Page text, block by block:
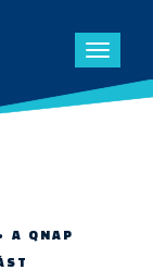
Toggle
A QNAP